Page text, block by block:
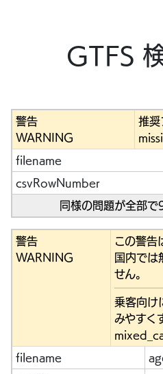
GTFS
警告
WARNING
推奨
filename
csvRowNumber
同様の問題が全部で
警告
WARNING
この警告
国内では
せん。
乗客向け
みやすく
filename